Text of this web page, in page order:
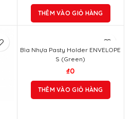
THÊM VÀO GIỎ HÀNG
Bìa Nhựa Pasty Holder ENVELOPE
S (Green)
₫0
THÊM VÀO GIỎ HÀNG